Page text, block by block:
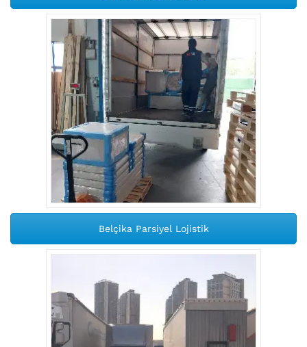
Belçika Parsiyel Lojistik